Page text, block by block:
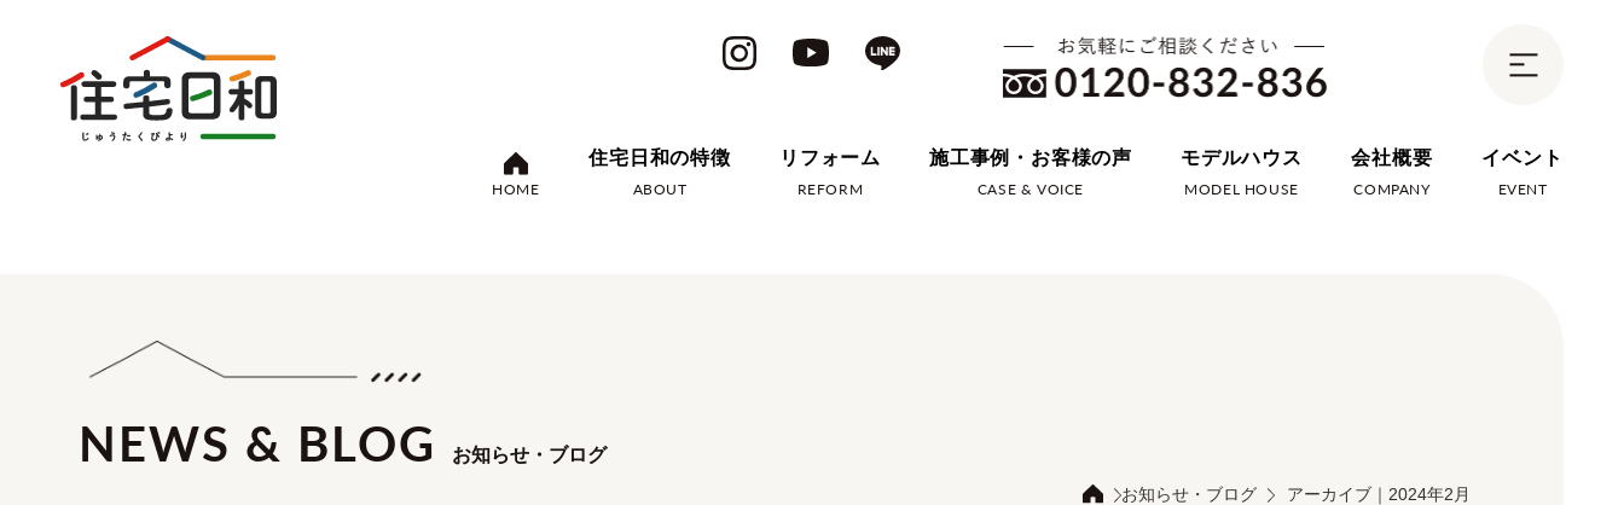
HOME
住宅日和の特徴
ABOUT
リフォーム
REFORM
施工事例・お客様の声
CASE & VOICE
モデルハウス
MODEL HOUSE
会社概要
COMPANY
イベント
EVENT
NEWS & BLOG お知らせ・ブログ
お知らせ・ブログ アーカイブ｜2024年2月